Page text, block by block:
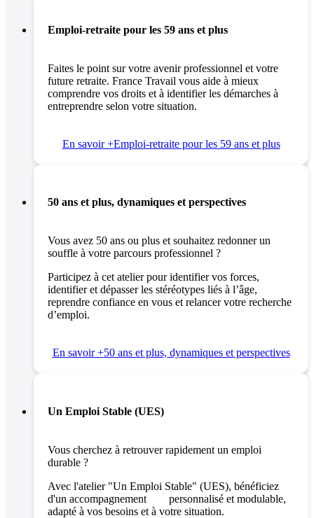
Emploi-retraite pour les 59 ans et plus
Faites le point sur votre avenir professionnel et votre
future retraite. France Travail vous aide à mieux
comprendre vos droits et à identifier les démarches à
entreprendre selon votre situation.
En savoir +Emploi-retraite pour les 59 ans et plus
50 ans et plus, dynamiques et perspectives
Vous avez 50 ans ou plus et souhaitez redonner un
souffle à votre parcours professionnel ?
Participez à cet atelier pour identifier vos forces,
identifier et dépasser les stéréotypes liés à l’âge,
reprendre confiance en vous et relancer votre recherche
d’emploi.
En savoir +50 ans et plus, dynamiques et perspectives
Un Emploi Stable (UES)
Vous cherchez à retrouver rapidement un emploi
durable ?
Avec l'atelier "Un Emploi Stable" (UES), bénéficiez
d'un accompagnement personnalisé et modulable,
adapté à vos besoins et à votre situation.